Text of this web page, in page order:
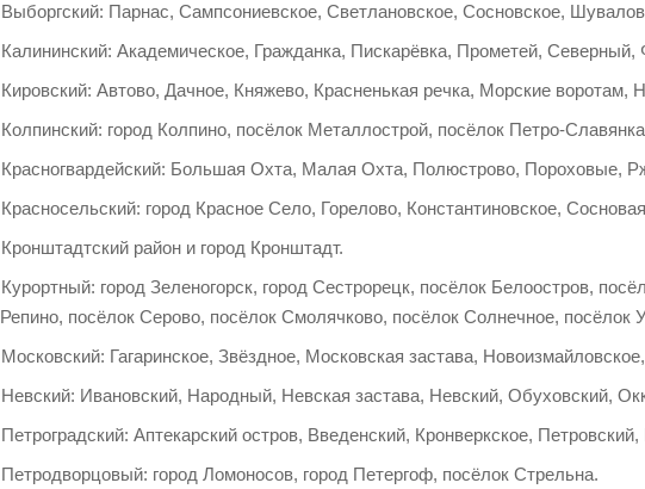
Выборгский: Парнас, Сампсониевское, Светлановское, Сосновское,
Калининский: Академическое, Гражданка, Пискарёвка, Прометей,
Кировский: Автово, Дачное, Княжево, Красненькая речка, Морские воротам,
Колпинский: город Колпино, посёлок Металлострой, посёлок Петро-
Красногвардейский: Большая Охта, Малая Охта, Полюстрово, Пороховые,
Красносельский: город Красное Село, Горелово, Константиновское,
Кронштадтский район и город Кронштадт.
Курортный: город Зеленогорск, город Сестрорецк, посёлок Белоостров,
Репино, посёлок Серово, посёлок Смолячково, посёлок Солнечное, посёлок
Московский: Гагаринское, Звёздное, Московская застава,
Невский: Ивановский, Народный, Невская застава, Невский, Обуховский,
Петроградский: Аптекарский остров, Введенский, Кронверкское,
Петродворцовый: город Ломоносов, город Петергоф, посёлок Стрельна.